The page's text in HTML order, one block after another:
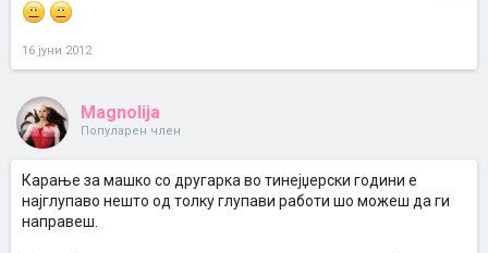
16 јуни 2012
Magnolija
Популарен член
Карање за машко со другарка во тинејџерски години е
најглупаво нешто од толку глупави работи шо можеш да ги
направеш.